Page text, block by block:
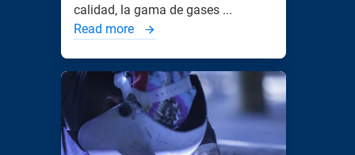
calidad, la gama de gases ...
Read more